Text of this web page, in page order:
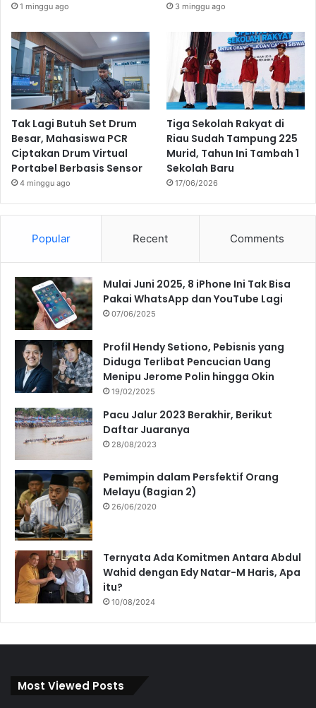
1 minggu ago 3 minggu ago
Tak Lagi Butuh Set Drum
Besar, Mahasiswa PCR
Ciptakan Drum Virtual
Portabel Berbasis Sensor
4 minggu ago
Tiga Sekolah Rakyat di
Riau Sudah Tampung 225
Murid, Tahun Ini Tambah 1
Sekolah Baru
17/06/2026
Popular Recent Comments
Mulai Juni 2025, 8 iPhone Ini Tak Bisa
Pakai WhatsApp dan YouTube Lagi
07/06/2025
Profil Hendy Setiono, Pebisnis yang
Diduga Terlibat Pencucian Uang
Menipu Jerome Polin hingga Okin
19/02/2025
Pacu Jalur 2023 Berakhir, Berikut
Daftar Juaranya
28/08/2023
Pemimpin dalam Persfektif Orang
Melayu (Bagian 2)
26/06/2020
Ternyata Ada Komitmen Antara Abdul
Wahid dengan Edy Natar-M Haris, Apa
itu?
10/08/2024
Most Viewed Posts